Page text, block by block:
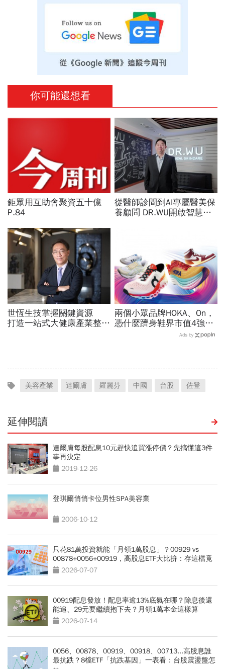
你可能還想看
鉅眾用互助會聚資五十億
P.84
從醫師診間到AI專屬醫美保
養顧問 DR.WU開啟智慧養
世恆生技掌握關鍵資源
打造一站式大健康產業整合
兩個小眾品牌HOKA、On，
憑什麼躋身鞋界市值4強、
撼動台灣代工廠版圖？ 解
Ads by
美容產業 達爾膚 羅麗芬 中國 台股 佐登
延伸閱讀
達爾膚每股配息10元趕快追買漲停價？先搞懂這3件
事再決定
2019-12-26
登琪爾悄悄卡位男性SPA美容業
2006-10-12
只花81萬投資就能「月領1萬股息」？00929 vs
00878+0056+00919，高股息ETF大比拚：存這檔竟
能「少花30萬本金」
2026-07-07
00919配息發放！配息率逾13%底氣在哪？除息後還
能追、29元要繼續抱下去？月領1萬本金這樣算
2026-07-14
0056、00878、00919、00918、00713...高股息誰
最抗跌？8檔ETF「抗跌基因」一表看：台股震盪盤怎